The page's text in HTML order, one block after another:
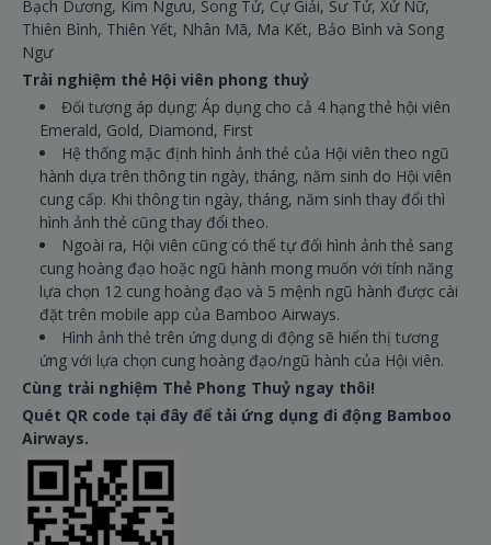
Bạch Dương, Kim Ngưu, Song Tử, Cự Giải, Sư Tử, Xử Nữ,
Thiên Bình, Thiên Yết, Nhân Mã, Ma Kết, Bảo Bình và Song
Ngư
Trải nghiệm thẻ Hội viên phong thuỷ
Đối tượng áp dụng: Áp dụng cho cả 4 hạng thẻ hội viên
Emerald, Gold, Diamond, First
Hệ thống mặc định hình ảnh thẻ của Hội viên theo ngũ
hành dựa trên thông tin ngày, tháng, năm sinh do Hội viên
cung cấp. Khi thông tin ngày, tháng, năm sinh thay đổi thì
hình ảnh thẻ cũng thay đổi theo.
Ngoài ra, Hội viên cũng có thể tự đổi hình ảnh thẻ sang
cung hoàng đạo hoặc ngũ hành mong muốn với tính năng
lựa chọn 12 cung hoàng đạo và 5 mệnh ngũ hành được cài
đặt trên mobile app của Bamboo Airways.
Hình ảnh thẻ trên ứng dụng di động sẽ hiển thị tương
ứng với lựa chọn cung hoàng đạo/ngũ hành của Hội viên.
Cùng trải nghiệm Thẻ Phong Thuỷ ngay thôi!
Quét QR code tại đây để tải ứng dụng đi động Bamboo
Airways.